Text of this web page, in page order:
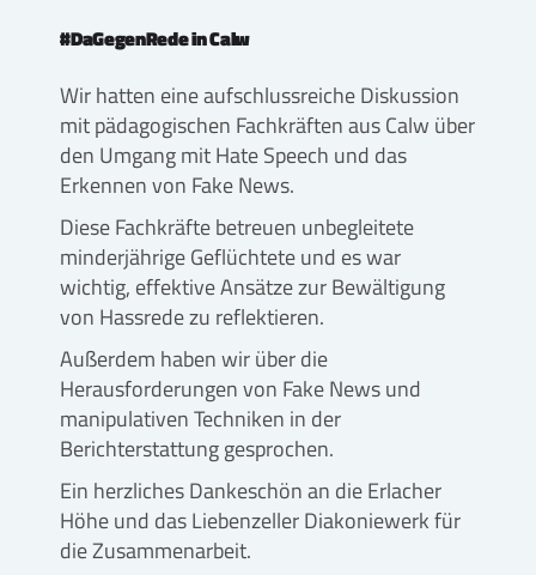
#DaGegenRede in Calw
Wir hatten eine aufschlussreiche Diskussion
mit pädagogischen Fachkräften aus Calw über
den Umgang mit Hate Speech und das
Erkennen von Fake News.
Diese Fachkräfte betreuen unbegleitete
minderjährige Geflüchtete und es war
wichtig, effektive Ansätze zur Bewältigung
von Hassrede zu reflektieren.
Außerdem haben wir über die
Herausforderungen von Fake News und
manipulativen Techniken in der
Berichterstattung gesprochen.
Ein herzliches Dankeschön an die Erlacher
Höhe und das Liebenzeller Diakoniewerk für
die Zusammenarbeit.